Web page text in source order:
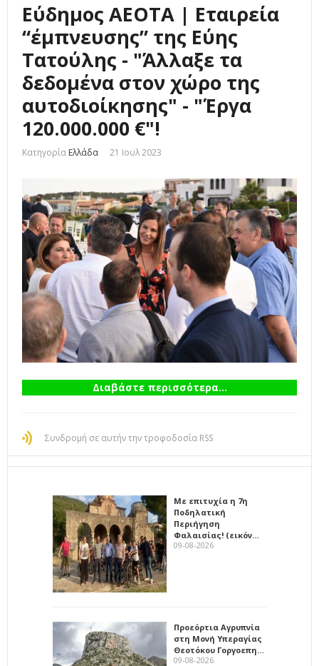
Εύδημος ΑΕΟΤΑ | Εταιρεία
“έμπνευσης” της Εύης
Τατούλης - "Άλλαξε τα
δεδομένα στον χώρο της
αυτοδιοίκησης" - "Έργα
120.000.000 €"!
Κατηγορία Ελλάδα 21 Ιουλ 2023
Διαβάστε περισσότερα...
Συνδρομή σε αυτήν την τροφοδοσία RSS
Με επιτυχία η 7η
Ποδηλατική
Περιήγηση
Φαλαισίας! (εικόν…
09-08-2026
Προεόρτια Αγρυπνία
στη Μονή Υπεραγίας
Θεοτόκου Γοργοεπη…
09-08-2026